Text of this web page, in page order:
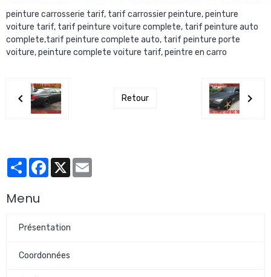
peinture carrosserie tarif, tarif carrossier peinture, peinture
voiture tarif, tarif peinture voiture complete, tarif peinture auto
complete,tarif peinture complete auto, tarif peinture porte
voiture, peinture complete voiture tarif, peintre en carro
Retour
PartagerFacebook
X
Menu
Présentation
Coordonnées